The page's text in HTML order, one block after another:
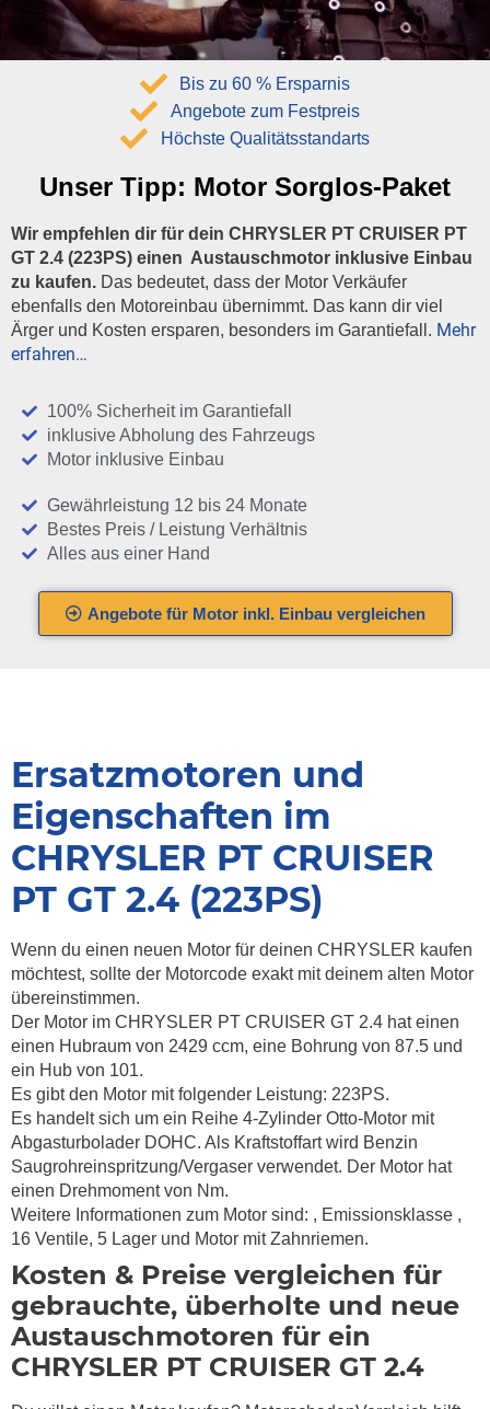
Unser Tipp: Motor Sorglos-Paket
Wir empfehlen dir für dein CHRYSLER PT CRUISER PT
GT 2.4 (223PS) einen Austauschmotor inklusive Einbau
zu kaufen. Das bedeutet, dass der Motor Verkäufer
ebenfalls den Motoreinbau übernimmt. Das kann dir viel
Ärger und Kosten ersparen, besonders im Garantiefall. Mehr
erfahren…
100% Sicherheit im Garantiefall
inklusive Abholung des Fahrzeugs
Motor inklusive Einbau
Gewährleistung 12 bis 24 Monate
Bestes Preis / Leistung Verhältnis
Alles aus einer Hand
Angebote für Motor inkl. Einbau vergleichen
Bis zu 60 % Ersparnis
Angebote zum Festpreis
Höchste Qualitätsstandarts
Ersatzmotoren und
Eigenschaften im
CHRYSLER PT CRUISER
PT GT 2.4 (223PS)
Wenn du einen neuen Motor für deinen CHRYSLER kaufen
möchtest, sollte der Motorcode exakt mit deinem alten Motor
übereinstimmen.
Der Motor im CHRYSLER PT CRUISER GT 2.4 hat einen
einen Hubraum von 2429 ccm, eine Bohrung von 87.5 und
ein Hub von 101.
Es gibt den Motor mit folgender Leistung: 223PS.
Es handelt sich um ein Reihe 4-Zylinder Otto-Motor mit
Abgasturbolader DOHC. Als Kraftstoffart wird Benzin
Saugrohreinspritzung/Vergaser verwendet. Der Motor hat
einen Drehmoment von Nm.
Weitere Informationen zum Motor sind: , Emissionsklasse ,
16 Ventile, 5 Lager und Motor mit Zahnriemen.
Kosten & Preise vergleichen für
gebrauchte, überholte und neue
Austauschmotoren für ein
CHRYSLER PT CRUISER GT 2.4